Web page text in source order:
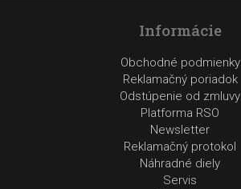
Informácie
Obchodné podmienky
Reklamačný poriadok
Odstúpenie od zmluvy
Platforma RSO
Newsletter
Reklamačný protokol
Náhradné diely
Servis